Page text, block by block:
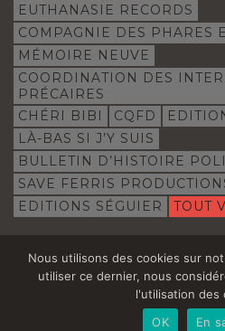
EUTHANASIE RECORDS
COMPAGNIE DES PHARES
MÉMOIRE NEUVE
COORDINATION DES
PRÉCAIRES
CHÉRI BIBI
CQFD
LÀ-BAS SI J’Y SUIS
BULLETIN D’HISTOIRE
SAVE FERRIS
EDITIONS SÉGUIER
TOUT
© Philippe Roizès 2026 / Tous droits
Contact Plan du site
page
Nous utilisons des cookies sur
utiliser ce dernier, nous
l'utilisation des
OK
En